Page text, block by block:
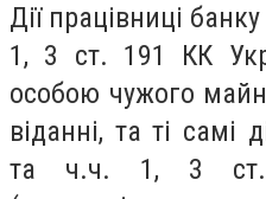
Дії працівниці
1, 3 ст. 191 КК
особою чужого
віданні, та ті самі
та ч.ч. 1, 3 ст.